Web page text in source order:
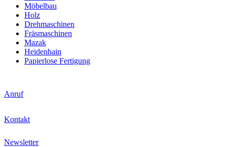
Möbelbau
Holz
Drehmaschinen
Fräsmaschinen
Mazak
Heidenhain
Papierlose Fertigung
Anruf
Kontakt
Newsletter